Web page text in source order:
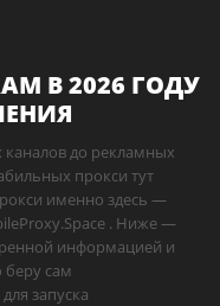
В 2026 ГОДУ
до рекламных
прокси тут
именно здесь —
. Ниже —
информацией и
сам
запуска